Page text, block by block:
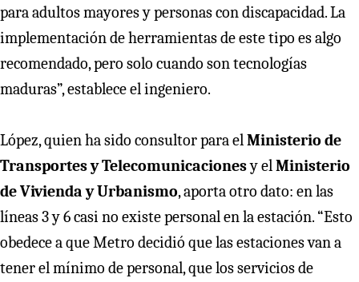
para adultos mayores y personas con discapacidad. La
implementación de herramientas de este tipo es algo
recomendado, pero solo cuando son tecnologías
maduras”, establece el ingeniero.
López, quien ha sido consultor para el Ministerio de
Transportes y Telecomunicacionesy el Ministerio
de Vivienda y Urbanismo, aporta otro dato: en las
líneas 3 y 6 casi no existe personal en la estación. “Esto
obedece a que Metro decidió que las estaciones van a
tener el mínimo de personal, que los servicios de